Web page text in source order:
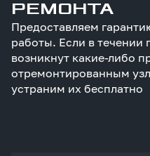
РЕМОНТА
Предоставляем
работы. Если в течении
возникнут какие-либо
отремонтированным
устраним их бесплатно